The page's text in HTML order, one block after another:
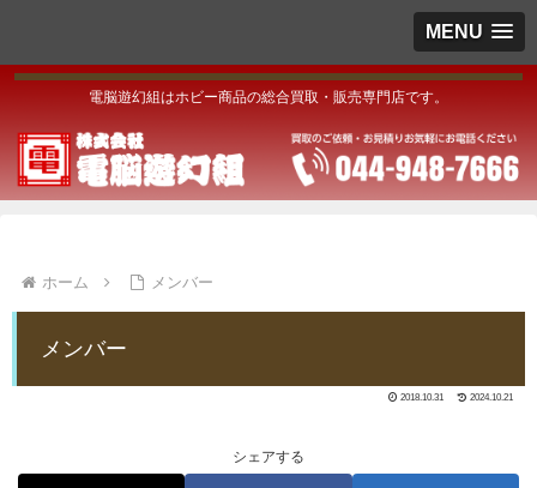
MENU
電脳遊幻組はホビー商品の総合買取・販売専門店です。
ホーム メンバー
メンバー
2018.10.31 2024.10.21
シェアする